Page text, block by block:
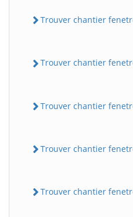
Trouver chantier
Trouver chantier
Trouver chantier
Trouver chantier
Trouver chantier